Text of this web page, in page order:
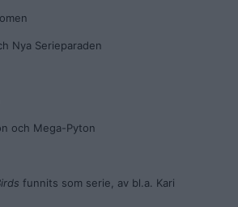
Nya Serieparaden
och Mega-Pyton
funnits som serie, av bl.a. Kari